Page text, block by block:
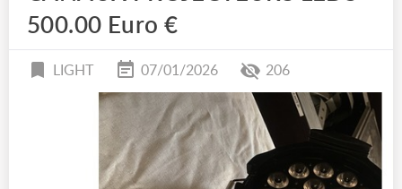
500.00 Euro €
LIGHT 07/01/2026 206